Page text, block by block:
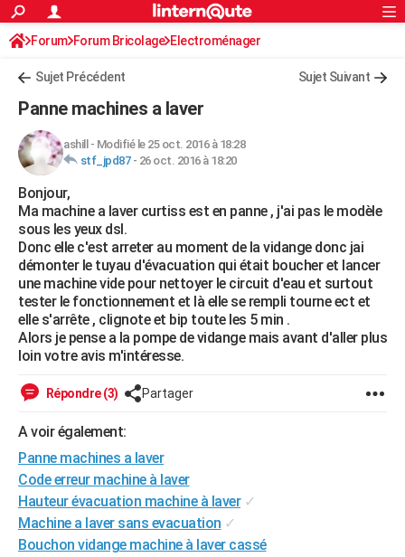
ACTUALITÉS
Politique
Société
Faits Divers
Education
Monde
Villes
+
FINANCE
Retraite
Impôts
Epargne
Immobilier
Risques naturels par ville
Banque
Assurance
Crédit
AUTO
Essais
Réserver un essai
Citadines
Berlines
SUV
Forum auto
+HIGH-TECH
Mobiles
Meilleur smartphone
Internet
Ordinateurs
Jeux vidéo
Guide high-tech
+BRICOLAGE
Forum
Aménagement intérieur
Extérieur
Cuisine
Salle de bains
Jardinage
Rangement
WEEK-END
Guides de France
Escapades
Patrimoine
Expositions
Musées
Week-end nature
LIFESTYLE
Art de vivre
Bien-être
Loisirs
Mode
Modes de vie
SANTE
Alimentation
Guide de la santé
Maladies
Médicaments
Sommeil
VOYAGE
Destinations
City break
Voyage nature
Voyage de noces
Forum
Climat
PHOTO
GUIDES D'ACHAT
BONS PLANS
CARTE DE VOEUX
S'inscrire
Connexion
Forum Forum Bricolage Electroménager
Sujet Précédent Sujet Suivant
Panne machines a laver
ashill - Modifié le 25 oct. 2016 à 18:28
stf_jpd87- 26 oct. 2016 à 18:20
Bonjour,
Ma machine a laver curtiss est en panne , j'ai pas le modèle
sous les yeux dsl.
Donc elle c'est arreter au moment de la vidange donc jai
démonter le tuyau d'évacuation qui était boucher et lancer
une machine vide pour nettoyer le circuit d'eau et surtout
tester le fonctionnement et là elle se rempli tourne ect et
elle s'arrête , clignote et bip toute les 5 min .
Alors je pense a la pompe de vidange mais avant d'aller plus
loin votre avis m'intéresse.
Répondre (3) Partager
A voir également:
Panne machines a laver
Code erreur machine à laver
Hauteur évacuation machine à laver ✓
Machine a laver sans evacuation ✓
Bouchon vidange machine à laver cassé